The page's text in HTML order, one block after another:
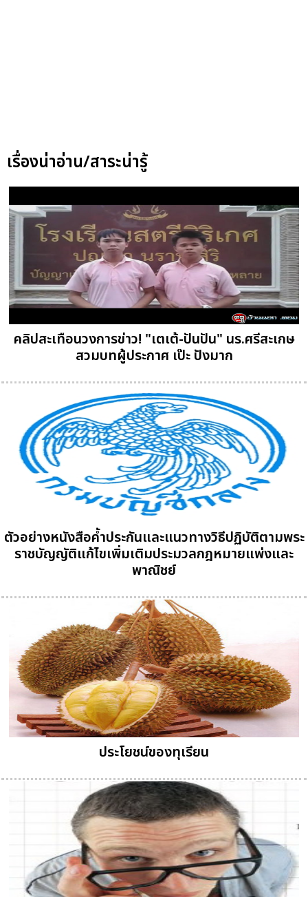
เรื่องน่าอ่าน/สาระน่ารู้
คลิปสะเทือนวงการข่าว! "เตเต้-ปันปัน" นร.ศรีสะเกษ
สวมบทผู้ประกาศ เป๊ะ ปังมาก
ตัวอย่างหนังสือค้ำประกันและแนวทางวิธีปฏิบัติตามพระ
ราชบัญญัติแก้ไขเพิ่มเติมประมวลกฎหมายแพ่งและ
พาณิชย์
ประโยชน์ของทุเรียน